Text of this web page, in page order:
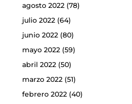
agosto 2022(78)
julio 2022(64)
junio 2022(80)
mayo 2022(59)
abril 2022(50)
marzo 2022(51)
febrero 2022(40)